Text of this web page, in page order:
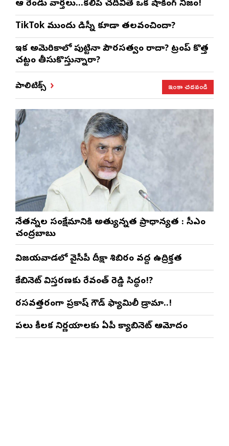
ఆ రెండు వార్తలు…కలిపి చదివితే ఒక షాకింగ్ నిజం!
TikTok ముందు డిస్నీ కూడా తలవంచిందా?
ఇక అమెరికాలో పుట్టినా పౌరసత్వం రాదా? ట్రంప్ కొత్త
చట్టం తీసుకొస్తున్నారా?
పాలిటిక్స్ ఇంకా చదవండి
నేతన్నల సంక్షేమానికి అత్యున్నత ప్రాధాన్యత : సీఎం
చంద్రబాబు
విజయవాడలో వైసీపీ దీక్షా శిబిరం వద్ద ఉద్రిక్తత
కేబినెట్ విస్తరణకు రేవంత్ రెడ్డి సిద్ధం!?
రసవత్తరంగా ప్రకాష్ గౌడ్ ఫ్యామిలీ డ్రామా..!
పలు కీలక నిర్ణయాలకు ఏపీ క్యాబినెట్ ఆమోదం